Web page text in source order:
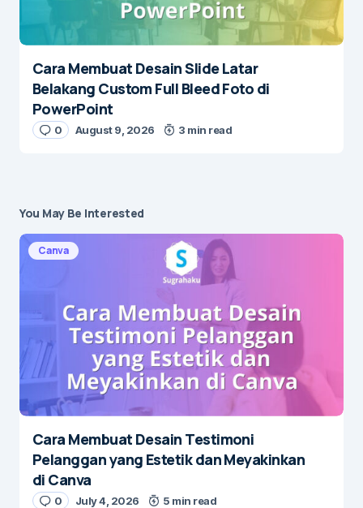
Cara Membuat Desain Slide Latar
Belakang Custom Full Bleed Foto di
PowerPoint
0 August 9, 2026 3 min read
You May Be Interested
Canva
Cara Membuat Desain Testimoni
Pelanggan yang Estetik dan Meyakinkan
di Canva
0 July 4, 2026 5 min read